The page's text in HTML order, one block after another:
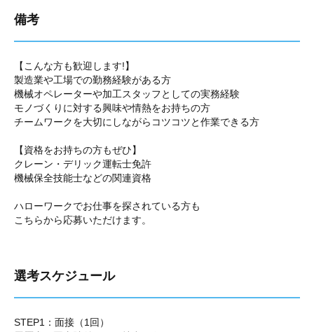
備考
【こんな方も歓迎します!】
製造業や工場での勤務経験がある方
機械オペレーターや加工スタッフとしての実務経験
モノづくりに対する興味や情熱をお持ちの方
チームワークを大切にしながらコツコツと作業できる方
【資格をお持ちの方もぜひ】
クレーン・デリック運転士免許
機械保全技能士などの関連資格
ハローワークでお仕事を探されている方も
こちらから応募いただけます。
選考スケジュール
STEP1：面接（1回）